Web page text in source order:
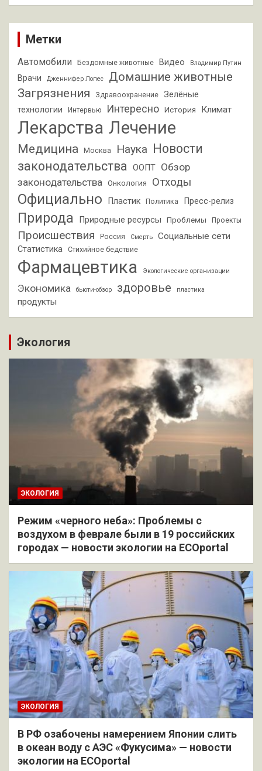
Метки
Автомобили Бездомные животные Видео Владимир Путин
Врачи Дженнифер Лопес
Домашние животные
Загрязнения
Здравоохранение
Зелёные
технологии
Интервью Интересно История Климат
Лекарства Лечение
Медицина Москва Наука Новости
законодательства
ООПТ Обзор
законодательства
Онкология Отходы
Официально Пластик Политика Пресс-релиз
Природа Природные ресурсы Проблемы Проекты
Происшествия Россия Смерть Социальные сети
Статистика Стихийное бедствие
Фармацевтика Экологические организации
Экономика бьюти-обзор здоровье пластика
продукты
Экология
ЭКОЛОГИЯ
Режим «черного неба»: Проблемы с
воздухом в феврале были в 19 российских
городах — новости экологии на ECOportal
ЭКОЛОГИЯ
В РФ озабочены намерением Японии слить
в океан воду с АЭС «Фукусима» — новости
экологии на ECOportal